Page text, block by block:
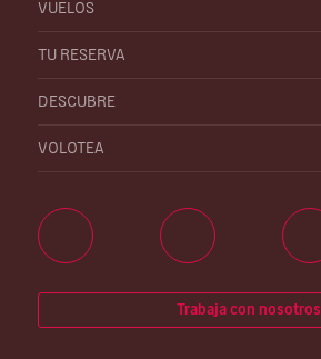
VUELOS
TU RESERVA
DESCUBRE
VOLOTEA
Trabaja con nosotros